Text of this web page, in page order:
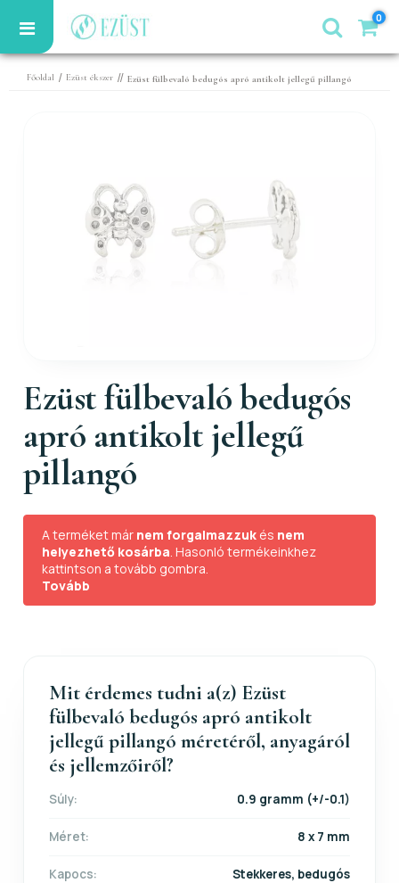
0
Főoldal / Ezüst ékszer // Ezüst fülbevaló bedugós apró antikolt jellegű pillangó
Ezüst fülbevaló bedugós
apró antikolt jellegű
pillangó
A terméket már nem forgalmazzuk és nem
helyezhető kosárba . Hasonló termékeinkhez
kattintson a tovább gombra.
Tovább
Mit érdemes tudni a(z) Ezüst
fülbevaló bedugós apró antikolt
jellegű pillangó méretéről, anyagáról
és jellemzőiről?
Súly: 0.9 gramm (+/-0.1)
Méret: 8 x 7 mm
Kapocs: Stekkeres, bedugós